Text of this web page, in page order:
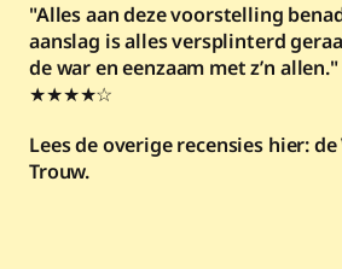
"Alles aan deze voorstelling
aanslag is alles versplinterd
de war en eenzaam met z’n
★★★★☆
Lees de overige recensies hier: de
Trouw.